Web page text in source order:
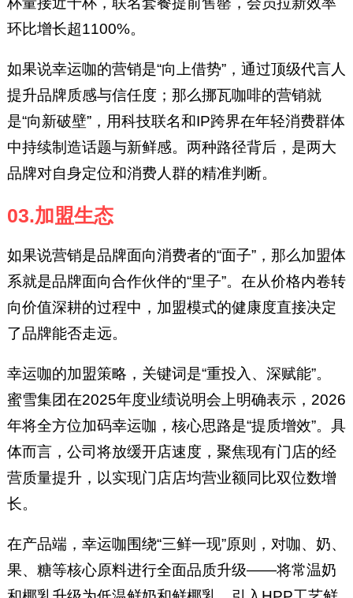
环比增长超1100%。
如果说幸运咖的营销是“向上借势”，通过顶级代言人
提升品牌质感与信任度；那么挪瓦咖啡的营销就
是“向新破壁”，用科技联名和IP跨界在年轻消费群体
中持续制造话题与新鲜感。两种路径背后，是两大
品牌对自身定位和消费人群的精准判断。
03.加盟生态
如果说营销是品牌面向消费者的“面子”，那么加盟体
系就是品牌面向合作伙伴的“里子”。在从价格内卷转
向价值深耕的过程中，加盟模式的健康度直接决定
了品牌能否走远。
幸运咖的加盟策略，关键词是“重投入、深赋能”。
蜜雪集团在2025年度业绩说明会上明确表示，2026
年将全方位加码幸运咖，核心思路是“提质增效”。具
体而言，公司将放缓开店速度，聚焦现有门店的经
营质量提升，以实现门店店均营业额同比双位数增
长。
在产品端，幸运咖围绕“三鲜一现”原则，对咖、奶、
果、糖等核心原料进行全面品质升级——将常温奶